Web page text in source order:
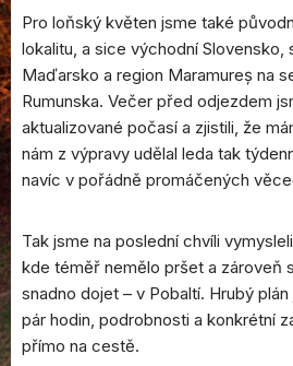
Pro loňský květen jsme také
lokalitu, a sice východní Slovensko,
Maďarsko a region Maramureș na
Rumunska. Večer před odjezdem
aktualizované počasí a zjistili, že
nám z výpravy udělal leda tak
navíc v pořádně promáčených
Tak jsme na poslední chvíli
kde téměř nemělo pršet a zároveň
snadno dojet – v Pobaltí. Hrubý
pár hodin, podrobnosti a konkrétní
přímo na cestě.